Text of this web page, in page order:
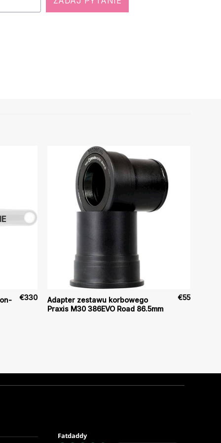
€330
Adapter zestawu korbowego
Praxis M30 386EVO Road 86.5mm
€55
Fatdaddy